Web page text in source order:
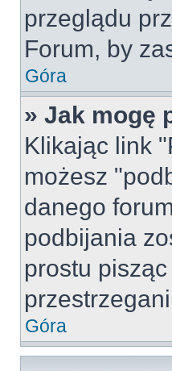
przeglądu
Forum, by
Góra
» Jak mogę
Klikając link
możesz
danego
podbijania
prostu
Góra